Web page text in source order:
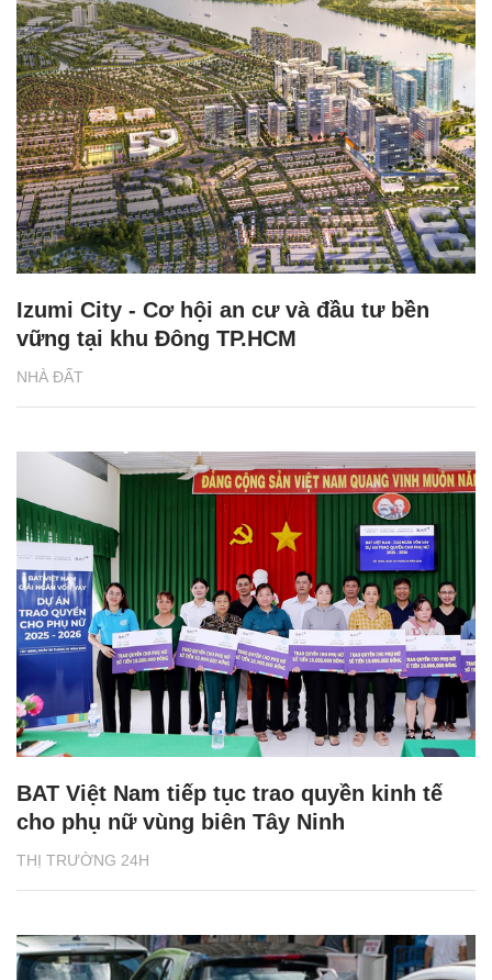
NHÀ ĐẤT
Izumi City - Cơ hội an cư và đầu tư bền
vững tại khu Đông TP.HCM
THỊ TRƯỜNG 24H
BAT Việt Nam tiếp tục trao quyền kinh tế
cho phụ nữ vùng biên Tây Ninh